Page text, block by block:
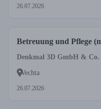
26.07.2026
Betreuung und Pflege
Denkmal 3D GmbH &
Vechta
26.07.2026